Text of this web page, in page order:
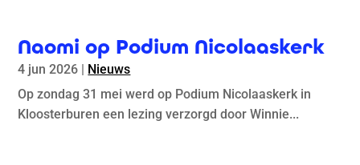
Naomi op Podium Nicolaaskerk
4 jun 2026 | Nieuws
Op zondag 31 mei werd op Podium Nicolaaskerk in
Kloosterburen een lezing verzorgd door Winnie...